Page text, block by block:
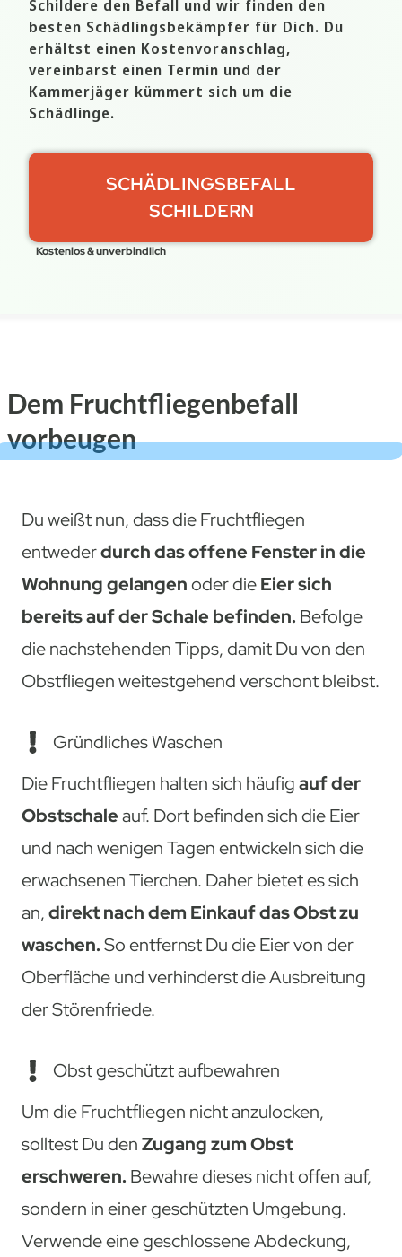
Schildere den Befall und wir finden den
besten Schädlingsbekämpfer für Dich. Du
erhältst einen Kostenvoranschlag,
vereinbarst einen Termin und der
Kammerjäger kümmert sich um die
Schädlinge.
SCHÄDLINGSBEFALL
SCHILDERN
Kostenlos & unverbindlich
Dem Fruchtfliegenbefall
vorbeugen
Du weißt nun, dass die Fruchtfliegen
entwederdurch das offene Fenster in die
Wohnung gelangenoder dieEier sich
bereits auf der Schale befinden. Befolge
die nachstehenden Tipps, damit Du von den
Obstfliegen weitestgehend verschont bleibst.
Gründliches Waschen
Die Fruchtfliegen halten sich häufigauf der
Obstschaleauf. Dort befinden sich die Eier
und nach wenigen Tagen entwickeln sich die
erwachsenen Tierchen. Daher bietet es sich
an,direkt nach dem Einkauf das Obst zu
waschen.So entfernst Du die Eier von der
Oberfläche und verhinderst die Ausbreitung
der Störenfriede.
Obst geschützt aufbewahren
Um die Fruchtfliegen nicht anzulocken,
solltest Du denZugang zum Obst
erschweren. Bewahre dieses nicht offen auf,
sondern in einer geschützten Umgebung.
Verwende eine geschlossene Abdeckung,